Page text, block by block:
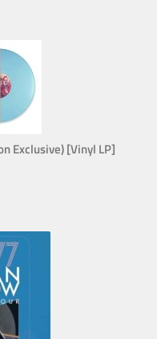
Exclusive) [Vinyl LP]